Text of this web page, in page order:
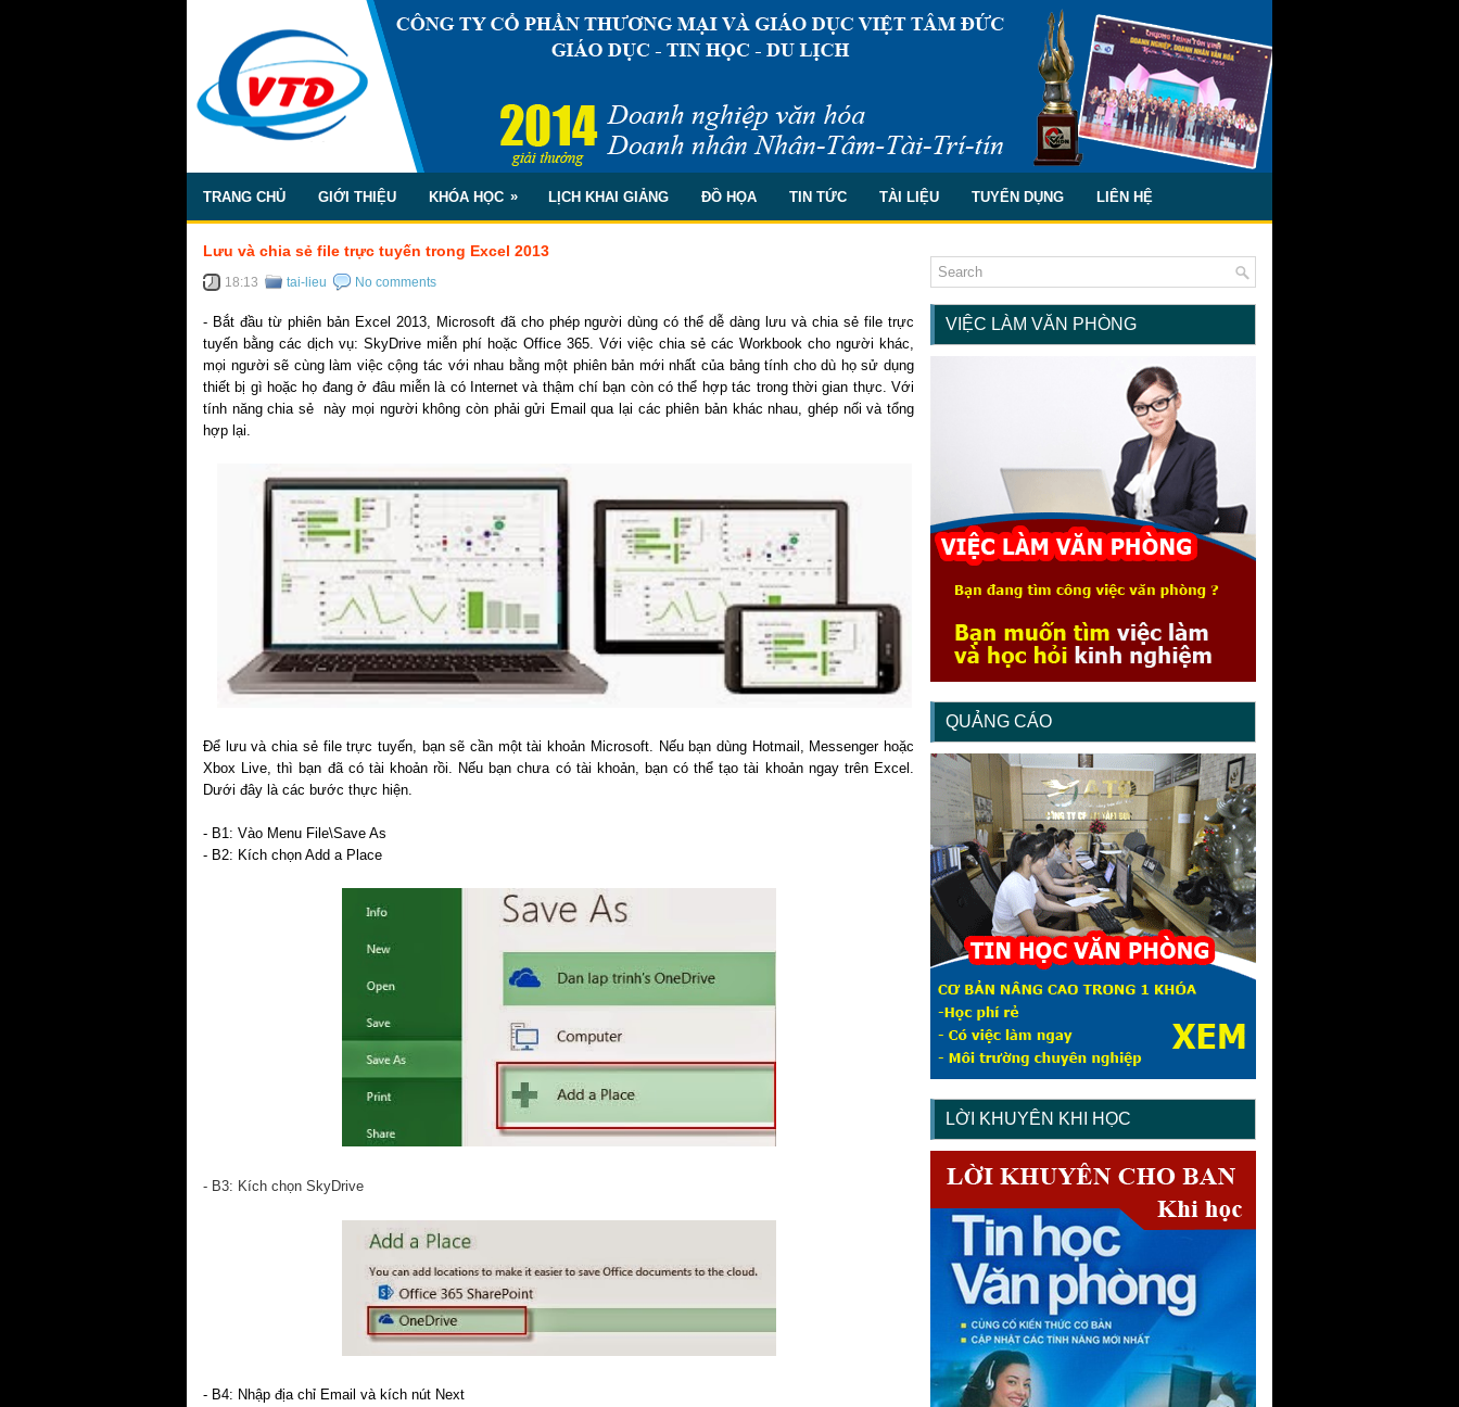
TRANG CHỦ GIỚI THIỆU KHÓA HỌC » LỊCH KHAI GIẢNG ĐỒ HỌA TIN TỨC TÀI LIỆU TUYỂN DỤNG LIÊN HỆ
Lưu và chia sẻ file trực tuyến trong Excel 2013
18:13 tai-lieu No comments
- Bắt đầu từ phiên bản Excel 2013, Microsoft đã cho phép người dùng có thể dễ dàng lưu và chia sẻ file trực
tuyến bằng các dịch vụ: SkyDrive miễn phí hoặc Office 365. Với việc chia sẻ các Workbook cho người khác,
mọi người sẽ cùng làm việc cộng tác với nhau bằng một phiên bản mới nhất của bảng tính cho dù họ sử dụng
thiết bị gì hoặc họ đang ở đâu miễn là có Internet và thậm chí bạn còn có thể hợp tác trong thời gian thực. Với
tính năng chia sẻ này mọi người không còn phải gửi Email qua lại các phiên bản khác nhau, ghép nối và tổng
hợp lại.
Để lưu và chia sẻ file trực tuyến, bạn sẽ cần một tài khoản Microsoft. Nếu bạn dùng Hotmail, Messenger hoặc
Xbox Live, thì bạn đã có tài khoản rồi. Nếu bạn chưa có tài khoản, bạn có thể tạo tài khoản ngay trên Excel.
Dưới đây là các bước thực hiện.
- B1: Vào Menu File\Save As
- B2: Kích chọn Add a Place
- B3: Kích chọn SkyDrive
- B4: Nhập địa chỉ Email và kích nút Next
VIỆC LÀM VĂN PHÒNG
QUẢNG CÁO
LỜI KHUYÊN KHI HỌC